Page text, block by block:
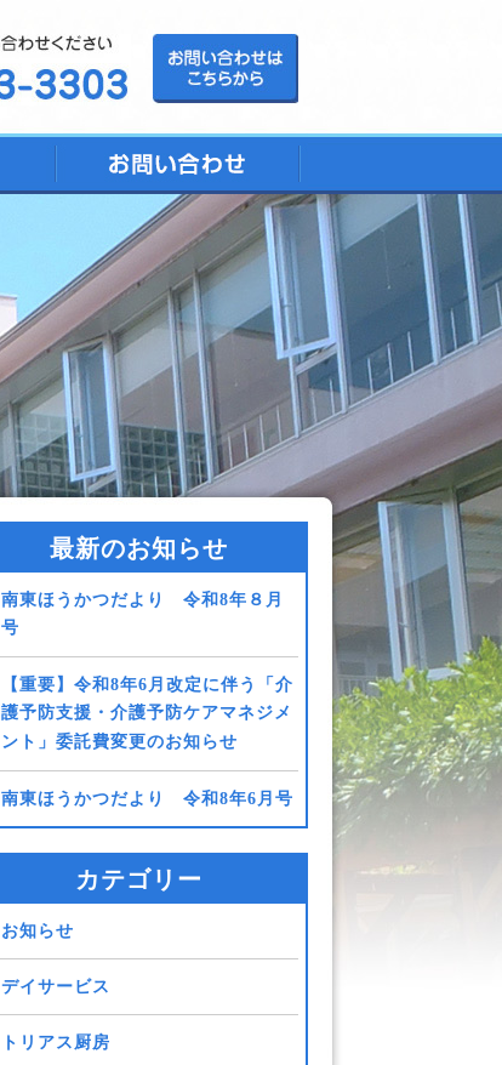
最新のお知らせ
南東ほうかつだより 令和8年８月
号
【重要】令和8年6月改定に伴う「介
護予防支援・介護予防ケアマネジメ
ント」委託費変更のお知らせ
南東ほうかつだより 令和8年6月号
カテゴリー
お知らせ
デイサービス
トリアス厨房